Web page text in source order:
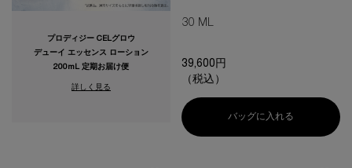
プロディジー CELグロウ
デューイ エッセンス ローション
200mL 定期お届け便
詳しく見る
花びらのように軽く、透明感あふれ
30 ML
39,600円
（税込）
バッグに入れる プロディジ